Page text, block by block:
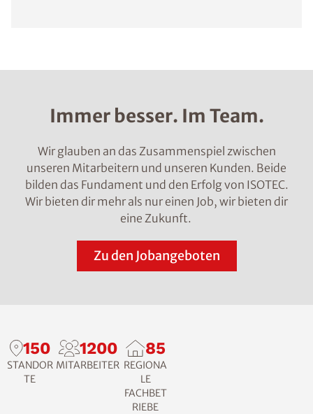
Immer besser. Im Team.
Wir glauben an das Zusammenspiel zwischen
unseren Mitarbeitern und unseren Kunden. Beide
bilden das Fundament und den Erfolg von ISOTEC.
Wir bieten dir mehr als nur einen Job, wir bieten dir
eine Zukunft.
Zu den Jobangeboten
150
STANDOR
TE
1200
MITARBEITER
85
REGIONA
LE
FACHBET
RIEBE